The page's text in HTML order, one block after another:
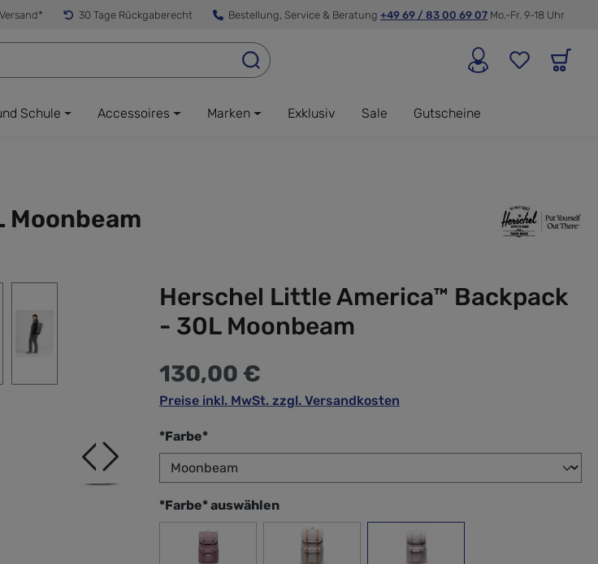
30 Tage Rückgaberecht Bestellung, Service & Beratung +49 69 / 83 00 69 07 Mo.-Fr. 9-18 Uhr
Schule Accessoires Marken Exklusiv Sale Gutscheine
Herschel Little America™ Backpack
- 30L Moonbeam
130,00 €
Preise inkl. MwSt. zzgl. Versandkosten
*Farbe*auswählen
*Farbe* auswählen
Ash Rose Light Grey CrosshatchMoonbeam